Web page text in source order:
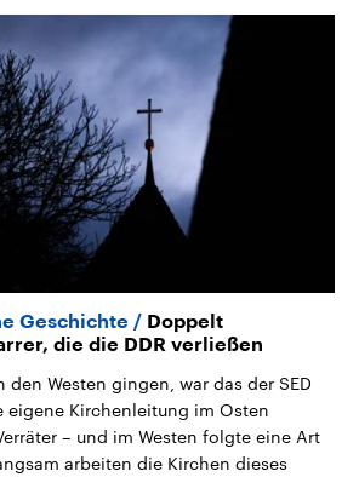
Geschichte
Doppelt
die die DDR verließen
den Westen gingen, war das der SED
eigene Kirchenleitung im Osten
– und im Westen folgte eine Art
arbeiten die Kirchen dieses